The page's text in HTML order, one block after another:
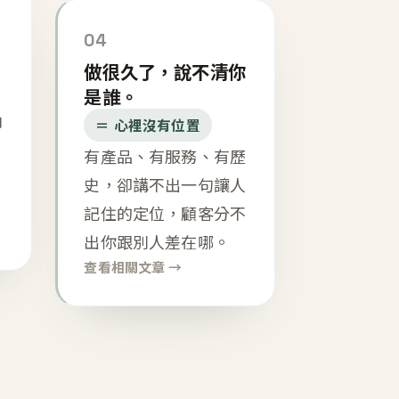
04
做很久了，說不清你
是誰。
＝ 心裡沒有位置
有產品、有服務、有歷
史，卻講不出一句讓人
記住的定位，顧客分不
出你跟別人差在哪。
查看相關文章 →